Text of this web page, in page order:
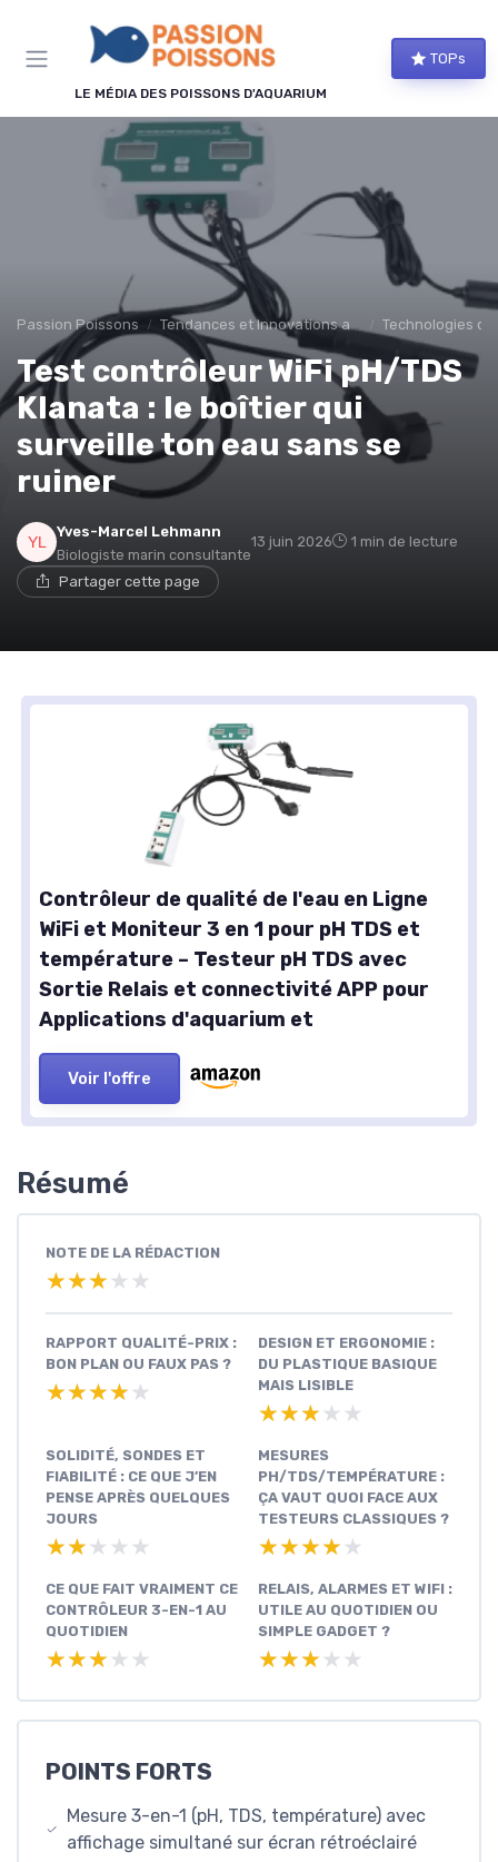
LE MÉDIA DES POISSONS D'AQUARIUM
TOPs
Passion Poissons Tendances et Innovations aquariophilie Technologies
Test contrôleur WiFi pH/TDS
Klanata : le boîtier qui
surveille ton eau sans se
ruiner
Yves-Marcel Lehmann
Biologiste marin consultante
13 juin 2026 1 min de lecture
Partager cette page
Contrôleur de qualité de l'eau en Ligne
WiFi et Moniteur 3 en 1 pour pH TDS et
température – Testeur pH TDS avec
Sortie Relais et connectivité APP pour
Applications d'aquarium et
Voir l'offre
Résumé
NOTE DE LA RÉDACTION
★★★★★
★★★★★
RAPPORT QUALITÉ-PRIX :
BON PLAN OU FAUX PAS ?
★★★★★
★★★★★
DESIGN ET ERGONOMIE :
DU PLASTIQUE BASIQUE
MAIS LISIBLE
★★★★★
★★★★★
SOLIDITÉ, SONDES ET
FIABILITÉ : CE QUE J’EN
PENSE APRÈS QUELQUES
JOURS
★★★★★
★★★★★
MESURES
PH/TDS/TEMPÉRATURE :
ÇA VAUT QUOI FACE AUX
TESTEURS CLASSIQUES ?
★★★★★
★★★★★
CE QUE FAIT VRAIMENT CE
CONTRÔLEUR 3-EN-1 AU
QUOTIDIEN
★★★★★
★★★★★
RELAIS, ALARMES ET WIFI :
UTILE AU QUOTIDIEN OU
SIMPLE GADGET ?
★★★★★
★★★★★
POINTS FORTS
Mesure 3-en-1 (pH, TDS, température) avec
affichage simultané sur écran rétroéclairé